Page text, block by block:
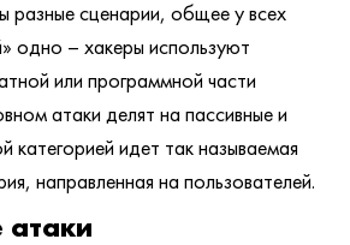
разные сценарии, общее у всех
одно – хакеры используют
или программной части
атаки делят на пассивные и
категорией идет так называемая
направленная на пользователей.
атаки